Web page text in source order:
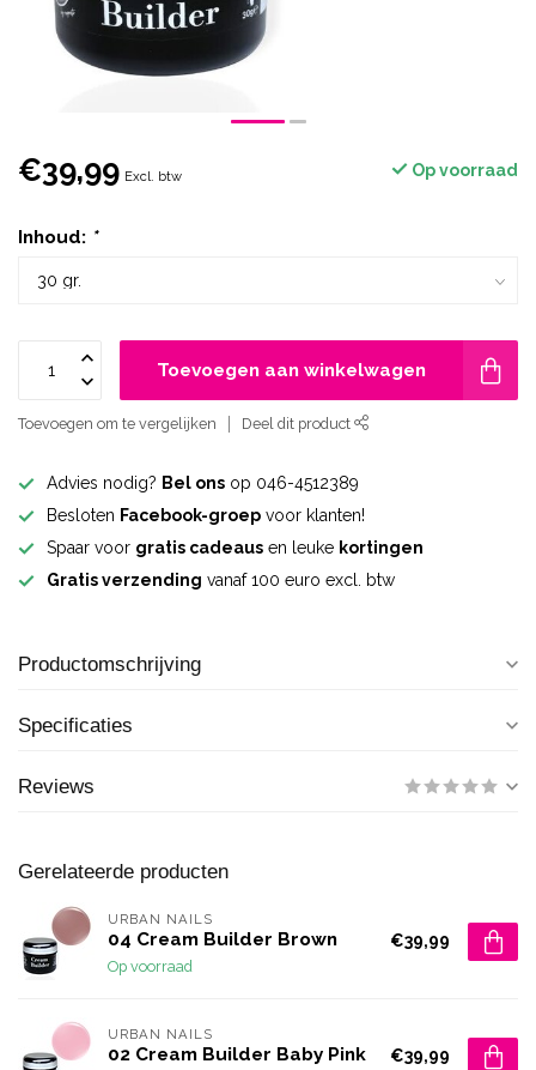
€39,99 Excl. btw Op voorraad
Inhoud: *
Toevoegen aan winkelwagen
Toevoegen om te vergelijken Deel dit product
Advies nodig? Bel ons op 046-4512389
Besloten Facebook-groep voor klanten!
Spaar voor gratis cadeaus en leuke kortingen
Gratis verzending vanaf 100 euro excl. btw
Productomschrijving
Specificaties
Reviews
Gerelateerde producten
URBAN NAILS
04 Cream Builder Brown
Op voorraad
€39,99
URBAN NAILS
02 Cream Builder Baby Pink €39,99